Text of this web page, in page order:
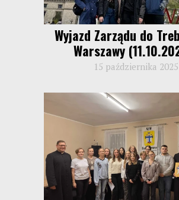
Wyjazd Zarządu do
Warszawy
15 października 2025